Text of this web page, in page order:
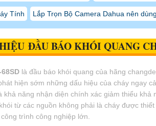
Tính Lắp Trọn Bộ Camera Dahua nên dùng
ĐẦU BÁO KHÓI QUANG
là đầu báo khói quang của hãng
hiện sớm những dấu hiệu của cháy ngay
khả năng nhận diện chính xác giảm thiểu
từ các nguồn không phải là cháy được
trình công nghiệp lớn.